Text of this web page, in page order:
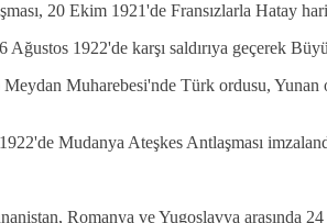
20 Ekim 1921'de Fransızlarla Hatay
1922'de karşı saldırıya geçerek
Muharebesi'nde Türk ordusu,
Mudanya Ateşkes Antlaşması
Romanya ve Yugoslavya arasında